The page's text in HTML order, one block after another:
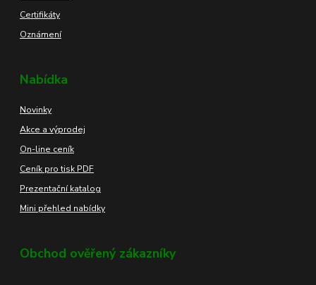
Certifikáty
Oznámení
Nabídka
Novinky
Akce a výprodej
On-line ceník
Ceník pro tisk PDF
Prezentační katalog
Mini přehled nabídky
Obchod ověřený zákazníky